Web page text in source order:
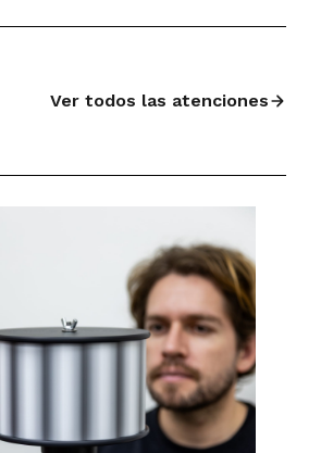
Ver todos las atenciones